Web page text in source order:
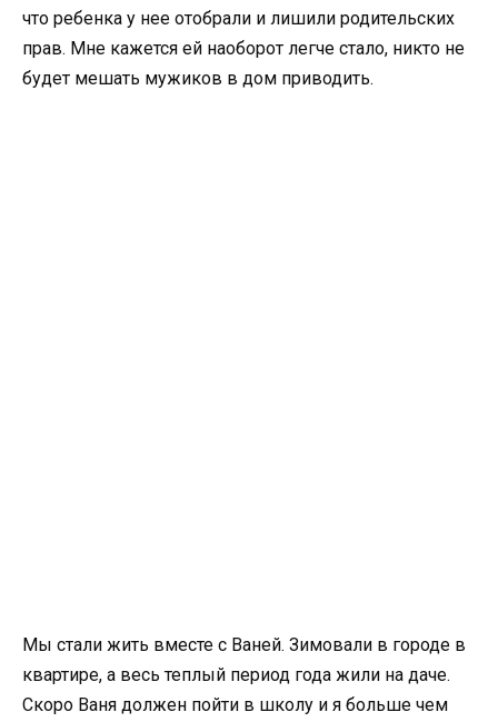
что ребенка у нее отобрали и лишили родительских
прав. Мне кажется ей наоборот легче стало, никто не
будет мешать мужиков в дом приводить.
Мы стали жить вместе с Ваней. Зимовали в городе в
квартире, а весь теплый период года жили на даче.
Скоро Ваня должен пойти в школу и я больше чем